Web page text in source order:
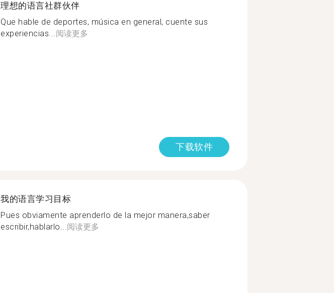
理想的语言社群伙伴
Que hable de deportes, música en general, cuente sus
experiencias...阅读更多
下载软件
我的语言学习目标
Pues obviamente aprenderlo de la mejor manera,saber
escribir,hablarlo...阅读更多